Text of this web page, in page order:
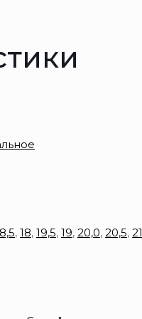
, 18, 19,5, 19, 20,0, 20,5, 21